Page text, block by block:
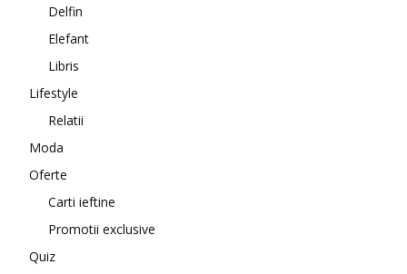
Delfin
Elefant
Libris
Lifestyle
Relatii
Moda
Oferte
Carti ieftine
Promotii exclusive
Quiz